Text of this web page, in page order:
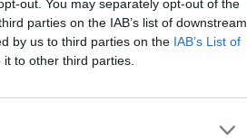
out. You may separately opt-out of the
parties on the IAB’s list of downstream
by us to third parties on the IAB’s List of
to other third parties.